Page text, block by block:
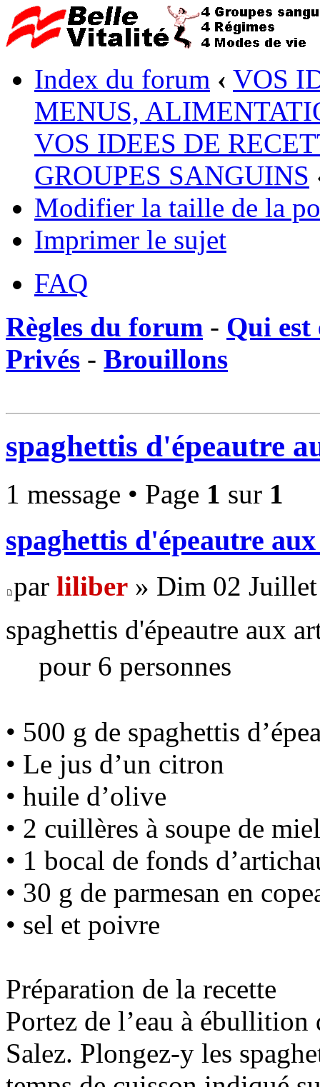
Index du forum ‹ VOS
MENUS,
VOS IDEES DE
GROUPES SANGUINS
Modifier la taille de la
Imprimer le sujet
FAQ
Règles du forum - Qui est
Privés - Brouillons
spaghettis d'épeautre
1 message • Page 1 sur 1
spaghettis d'épeautre
par liliber » Dim 02
spaghettis d'épeautre aux
pour 6 personnes
• 500 g de spaghettis
• Le jus d’un citron
• huile d’olive
• 2 cuillères à soupe de miel
• 1 bocal de fonds
• 30 g de parmesan en
• sel et poivre
Préparation de la recette
Portez de l’eau à ébullition
Salez. Plongez-y les